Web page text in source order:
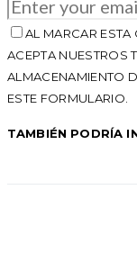
AL MARCAR
ACEPTA NUESTROS
ALMACENAMIENTO
ESTE FORMULARIO.
TAMBIÉN PODRÍA